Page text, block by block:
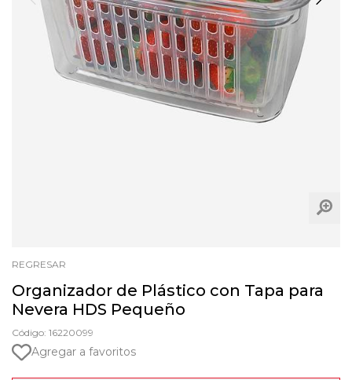
REGRESAR
Organizador de Plástico con Tapa para
Nevera HDS Pequeño
Código: 16220099
Agregar a favoritos